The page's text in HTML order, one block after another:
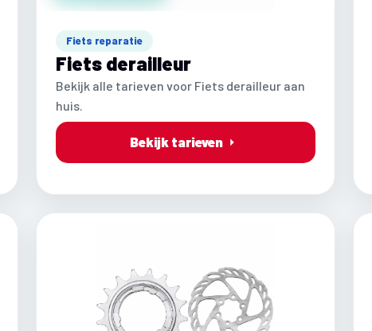
Fiets reparatie
Fiets derailleur
Bekijk alle tarieven voor Fiets derailleur aan
huis.
Bekijk tarieven